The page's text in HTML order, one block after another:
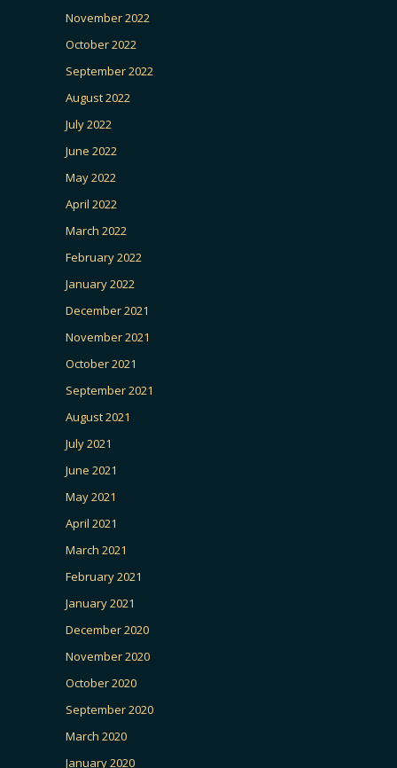
November 2022
October 2022
September 2022
August 2022
July 2022
June 2022
May 2022
April 2022
March 2022
February 2022
January 2022
December 2021
November 2021
October 2021
September 2021
August 2021
July 2021
June 2021
May 2021
April 2021
March 2021
February 2021
January 2021
December 2020
November 2020
October 2020
September 2020
March 2020
January 2020